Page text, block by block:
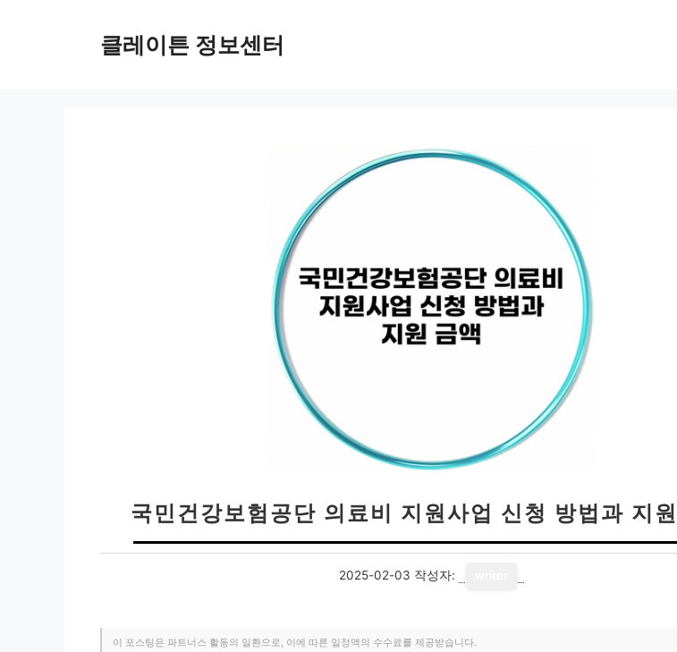
클레이튼 정보센터
국민건강보험공단 의료비 지원사업 신청 방법과 지
2025-02-03 작성자:
이 포스팅은 파트너스 활동의 일환으로, 이에 따른 일정액의 수수료를 제공받습니다.